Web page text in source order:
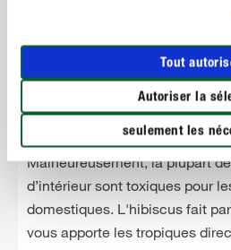
Tout
Autoriser la
seulement les
Malheureusement, la plupart
d’intérieur sont toxiques pour
domestiques. L'hibiscus fait
vous apporte les tropiques